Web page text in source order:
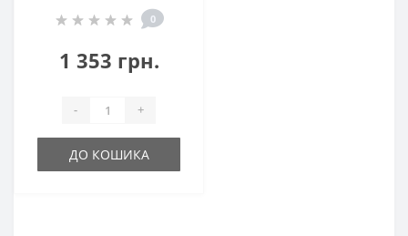
0
1 353 грн.
- +
ДО КОШИКА